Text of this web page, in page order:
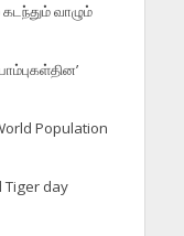
வாழும்
Population
day